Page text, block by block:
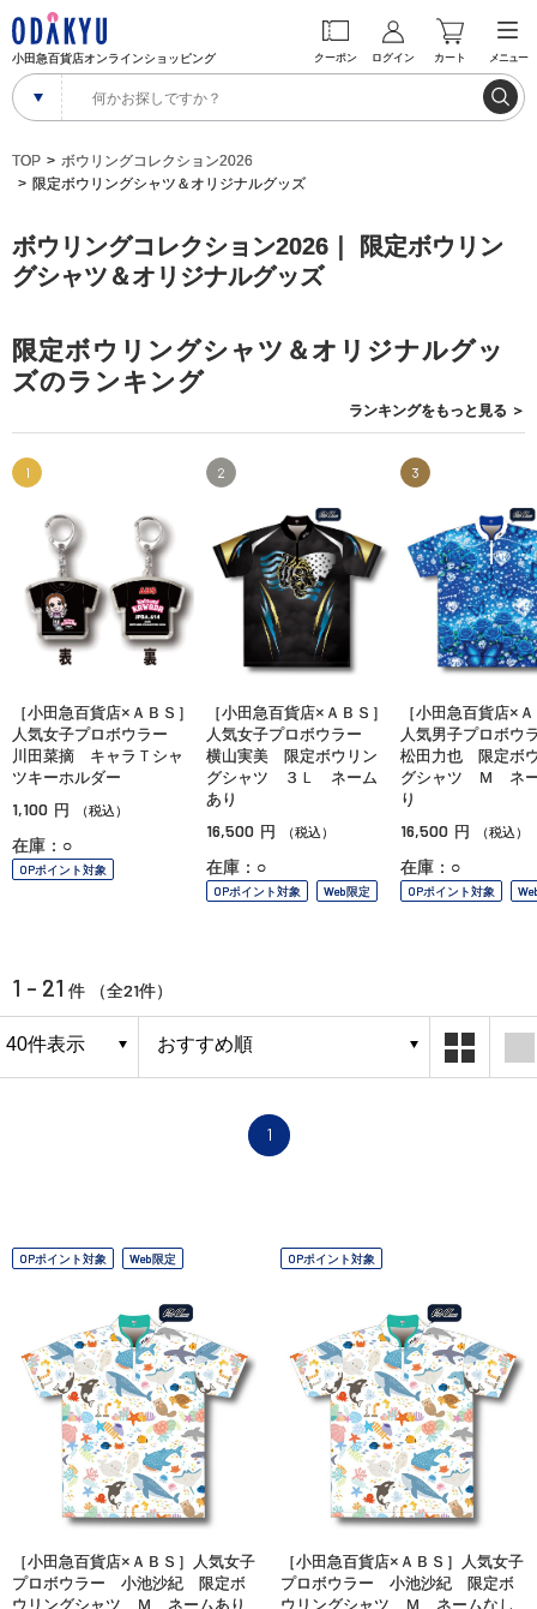
小田急百貨店オンラインショッピング クーポン ログイン カート メニュー
TOP
ボウリングコレクション2026
限定ボウリングシャツ＆オリジナルグッズ
ボウリングコレクション2026｜ 限定ボウリン
グシャツ＆オリジナルグッズ
限定ボウリングシャツ＆オリジナルグッ
ズのランキング
ランキングをもっと見る ＞
1
［小田急百貨店×ＡＢＳ］
人気女子プロボウラー
川田菜摘 キャラＴシャ
ツキーホルダー
1,100 円 （税込）
在庫：○
OPポイント対象
2
［小田急百貨店×ＡＢＳ］
人気女子プロボウラー
横山実美 限定ボウリン
グシャツ ３Ｌ ネーム
あり
16,500 円 （税込）
在庫：○
OPポイント対象 Web限定
3
［小田急百貨店×
人気男子プロボ
松田力也 限定ボ
グシャツ Ｍ ネ
り
16,500 円 （税込）
在庫：○
OPポイント対象
1 - 21 件 （全21件）
1
OPポイント対象 Web限定
［小田急百貨店×ＡＢＳ］人気女子
プロボウラー 小池沙紀 限定ボ
ウリングシャツ Ｍ ネームあり
OPポイント対象
［小田急百貨店×ＡＢＳ］人気女子
プロボウラー 小池沙紀 限定ボ
ウリングシャツ Ｍ ネームなし